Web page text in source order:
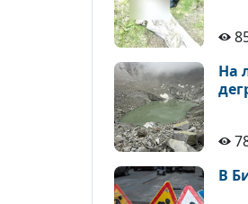
На
В